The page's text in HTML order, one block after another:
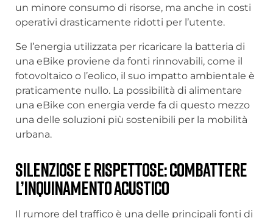
un minore consumo di risorse, ma anche in costi
operativi drasticamente ridotti per l’utente.
Se l’energia utilizzata per ricaricare la batteria di
una eBike proviene da fonti rinnovabili, come il
fotovoltaico o l’eolico, il suo impatto ambientale è
praticamente nullo. La possibilità di alimentare
una eBike con energia verde fa di questo mezzo
una delle soluzioni più sostenibili per la mobilità
urbana.
Silenziose e rispettose: Combattere
l’inquinamento acustico
Il rumore del traffico è una delle principali fonti di